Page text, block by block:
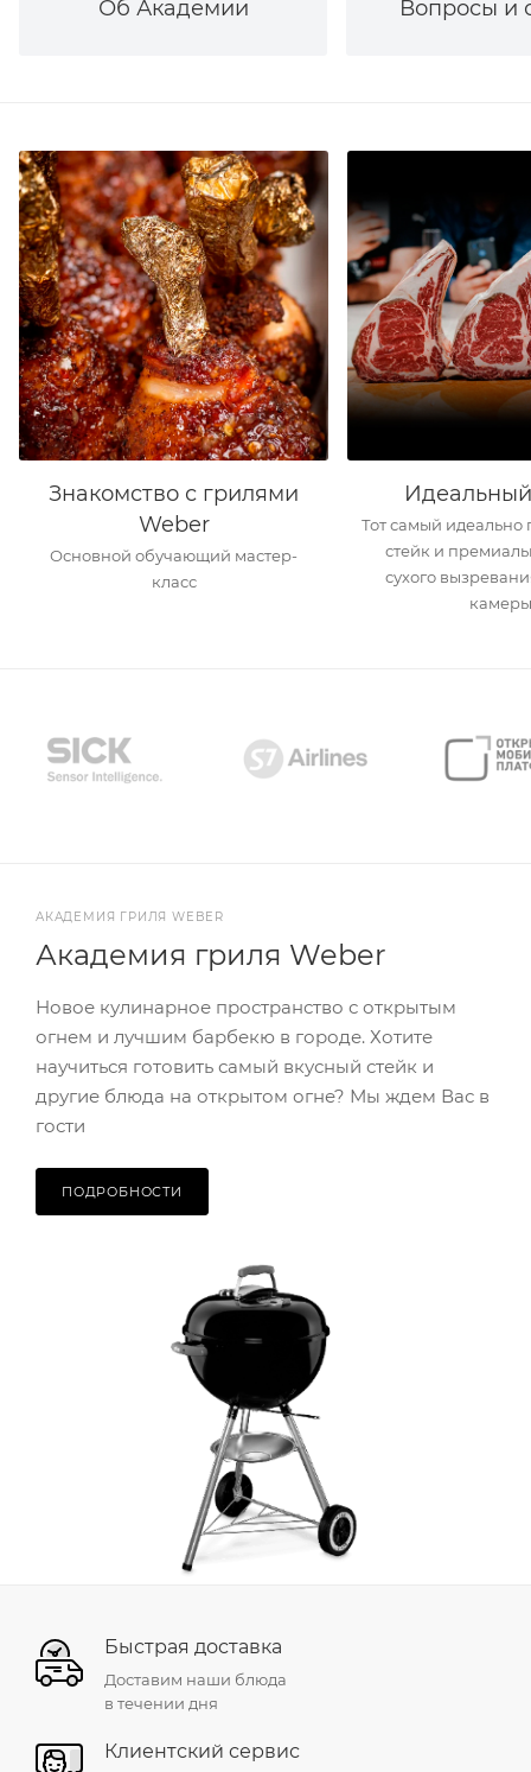
Об Академии Вопросы и
Знакомство с грилями
Weber
Основной обучающий мастер-
класс
Тот самый
стейк и
сухого
АКАДЕМИЯ ГРИЛЯ WEBER
Академия гриля Weber
Новое кулинарное пространство с открытым
огнем и лучшим барбекю в городе. Хотите
научиться готовить самый вкусный стейк и
другие блюда на открытом огне? Мы ждем Вас в
гости
ПОДРОБНОСТИ
Быстрая доставка
Доставим наши блюда
в течении дня
Клиентский сервис